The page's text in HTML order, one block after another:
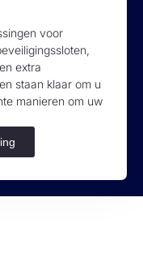
voor
extra
staan klaar om u
manieren om uw